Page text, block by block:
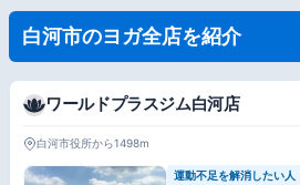
白河市のヨガ全店を紹介
ワールドプラスジム白河店
白河市役所から1498m
運動不足を解消したい人